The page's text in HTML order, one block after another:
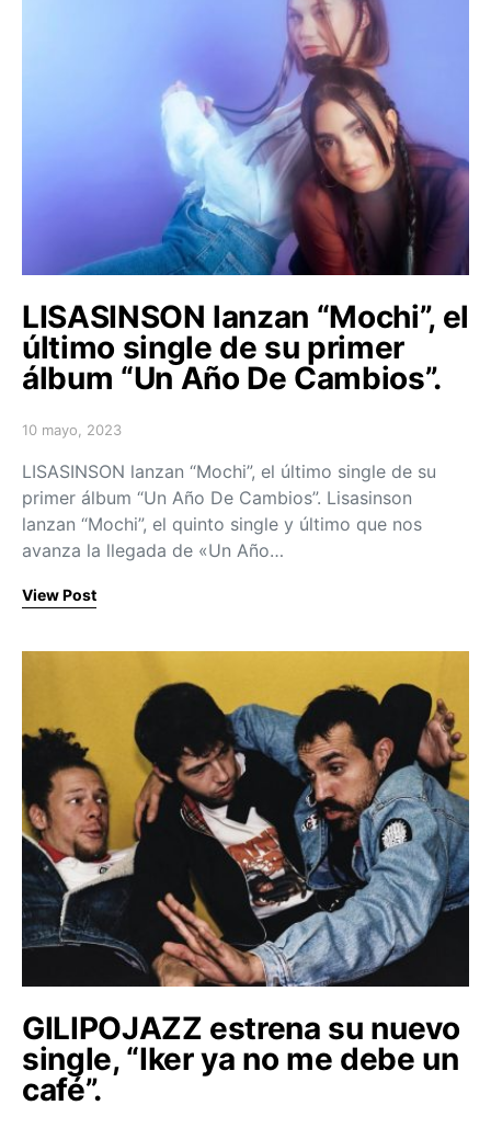
LISASINSON lanzan “Mochi”, el
último single de su primer
álbum “Un Año De Cambios”.
Posted on
10 mayo, 2023
LISASINSON lanzan “Mochi”, el último single de su
primer álbum “Un Año De Cambios”. Lisasinson
lanzan “Mochi”, el quinto single y último que nos
avanza la llegada de «Un Año…
View Post
GILIPOJAZZ estrena su nuevo
single, “Iker ya no me debe un
café”.